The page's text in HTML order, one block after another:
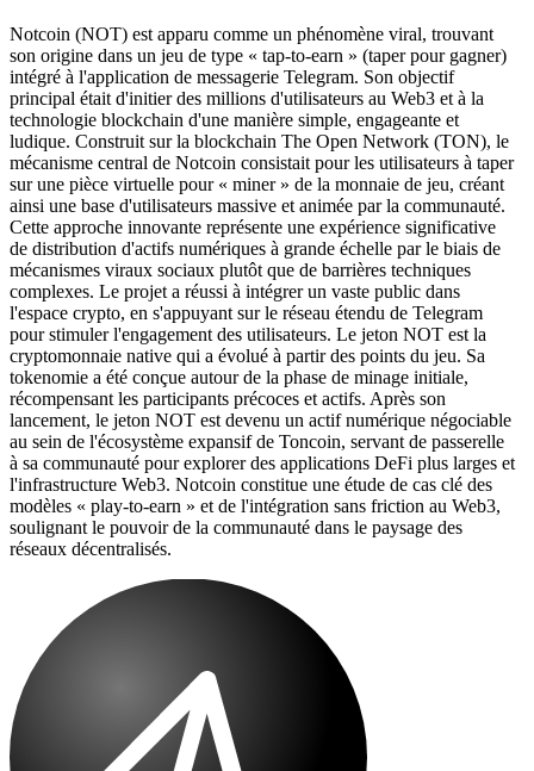
Notcoin (NOT) est apparu comme un phénomène viral, trouvant
son origine dans un jeu de type « tap-to-earn » (taper pour gagner)
intégré à l'application de messagerie Telegram. Son objectif
principal était d'initier des millions d'utilisateurs au Web3 et à la
technologie blockchain d'une manière simple, engageante et
ludique. Construit sur la blockchain The Open Network (TON), le
mécanisme central de Notcoin consistait pour les utilisateurs à taper
sur une pièce virtuelle pour « miner » de la monnaie de jeu, créant
ainsi une base d'utilisateurs massive et animée par la communauté.
Cette approche innovante représente une expérience significative
de distribution d'actifs numériques à grande échelle par le biais de
mécanismes viraux sociaux plutôt que de barrières techniques
complexes. Le projet a réussi à intégrer un vaste public dans
l'espace crypto, en s'appuyant sur le réseau étendu de Telegram
pour stimuler l'engagement des utilisateurs. Le jeton NOT est la
cryptomonnaie native qui a évolué à partir des points du jeu. Sa
tokenomie a été conçue autour de la phase de minage initiale,
récompensant les participants précoces et actifs. Après son
lancement, le jeton NOT est devenu un actif numérique négociable
au sein de l'écosystème expansif de Toncoin, servant de passerelle
à sa communauté pour explorer des applications DeFi plus larges et
l'infrastructure Web3. Notcoin constitue une étude de cas clé des
modèles « play-to-earn » et de l'intégration sans friction au Web3,
soulignant le pouvoir de la communauté dans le paysage des
réseaux décentralisés.